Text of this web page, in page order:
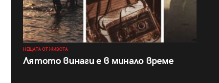
НЕЩАТА ОТ ЖИВОТА
Лятото винаги е в минало време